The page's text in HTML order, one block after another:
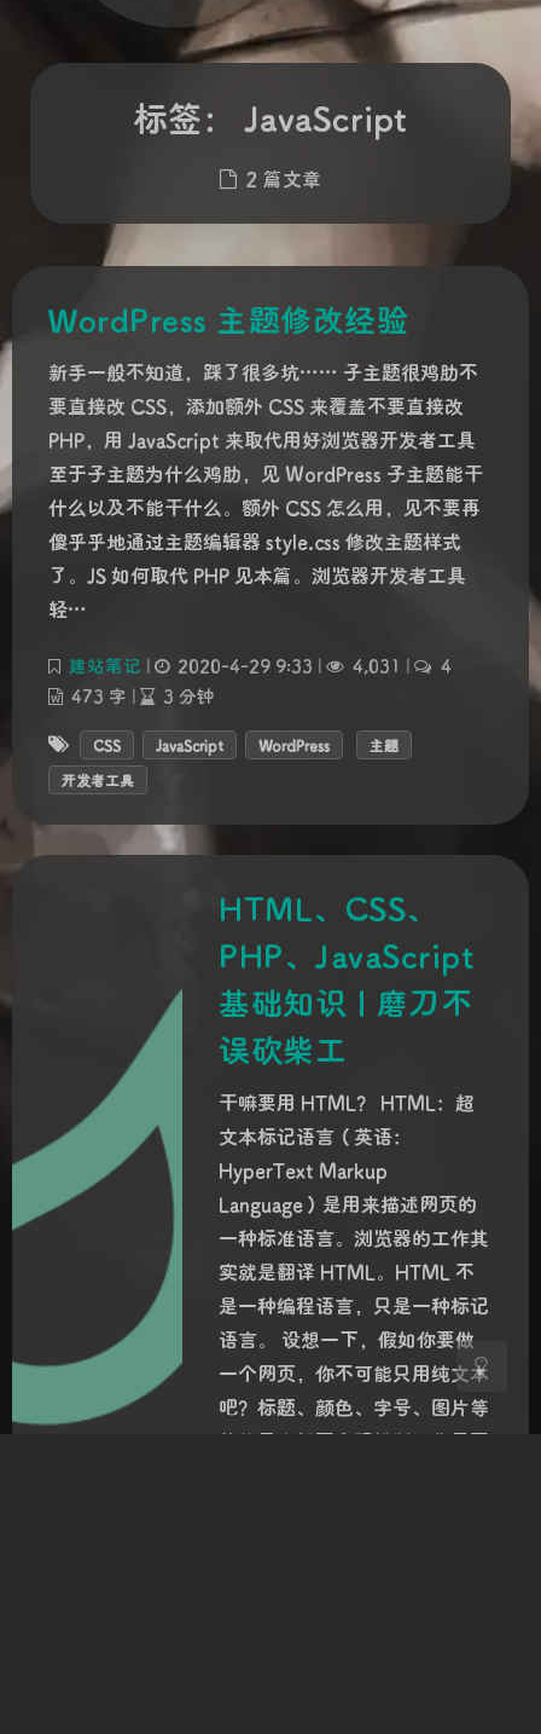
Sans Serif
浅阴影 深阴影
关闭 日落 暗化 灰度
标签： JavaScript
2 篇文章
WordPress 主题修改经验
新手一般不知道，踩了很多坑…… 子主题很鸡肋不
要直接改 CSS，添加额外 CSS 来覆盖不要直接改
PHP，用 JavaScript 来取代用好浏览器开发者工具
至于子主题为什么鸡肋，见 WordPress 子主题能干
什么以及不能干什么。额外 CSS 怎么用，见不要再
傻乎乎地通过主题编辑器 style.css 修改主题样式
了。JS 如何取代 PHP 见本篇。浏览器开发者工具
轻…
建站笔记 | 2020-4-29 9:33 | 4,031 |
4
473 字 | 3 分钟
CSS JavaScript WordPress
主题
开发者工具
HTML、CSS、
PHP、JavaScript
基础知识 | 磨刀不
误砍柴工
干嘛要用 HTML？ HTML：超
文本标记语言（英语：
HyperText Markup
Language）是用来描述网页的
一种标准语言。浏览器的工作其
实就是翻译 HTML。HTML 不
是一种编程语言，只是一种标记
语言。 设想一下，假如你要做
一个网页，你不可能只用纯文本
吧？标题、颜色、字号、图片等
等的元素都要合理排版，你需要